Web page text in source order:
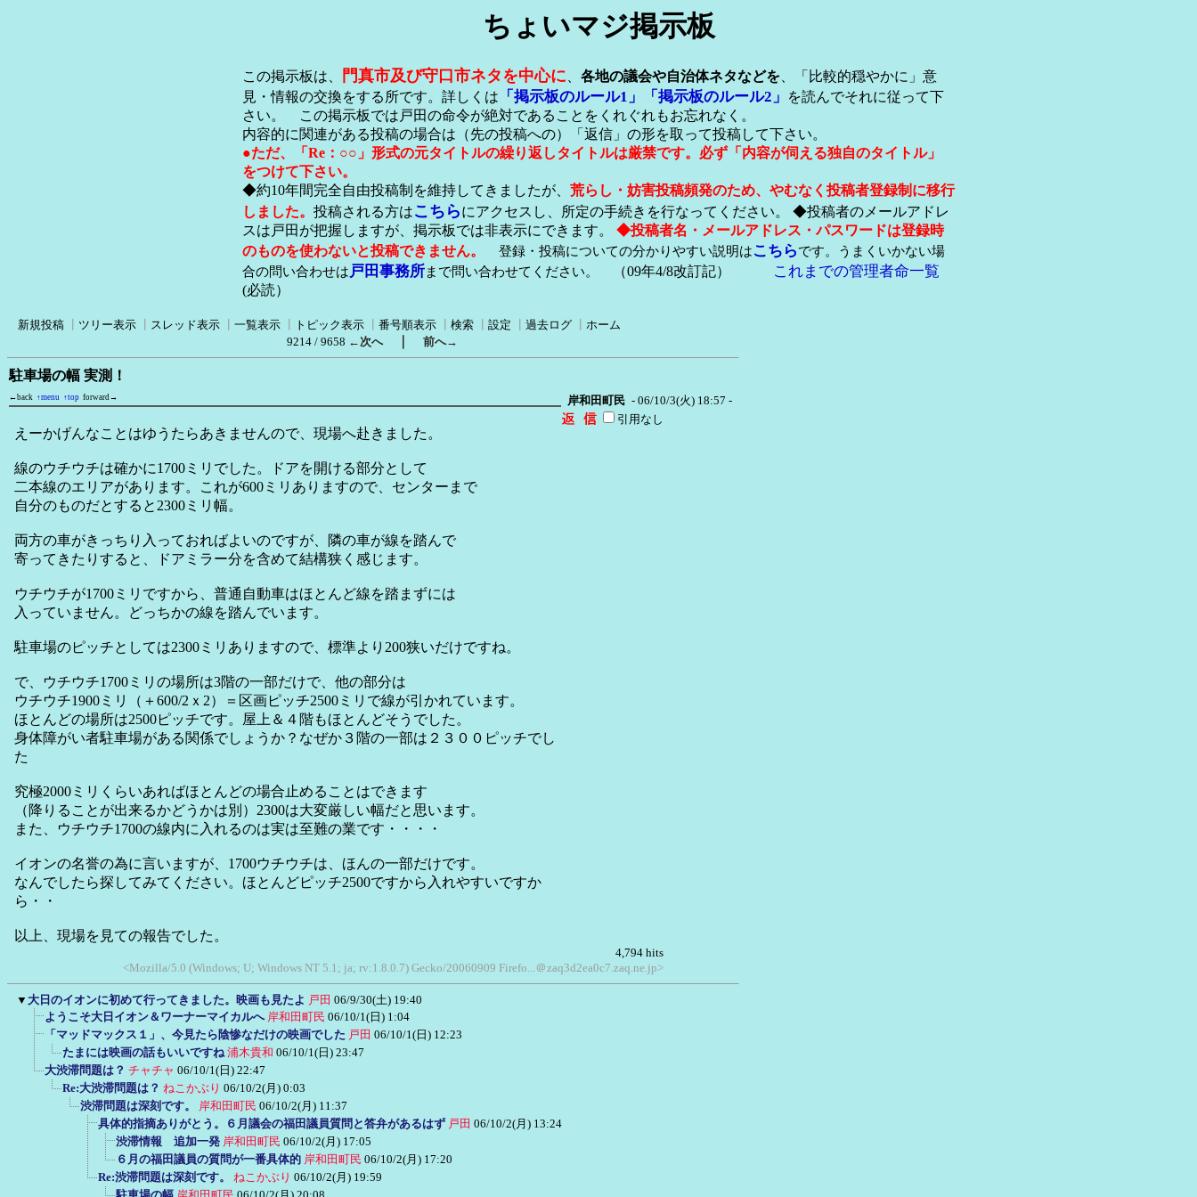
ちょいマジ掲示板
この掲示板は、 門真市及び守口市ネタを中心に、 各地の議会や自治体ネタなどを、「比較的穏やかに」意
見・情報の交換をする所です。詳しくは
「掲示板のルール1」 「掲示板のルール2」
を読んでそれに従って下
さい。 この掲示板では戸田の命令が絶対であることをくれぐれもお忘れなく。
内容的に関連がある投稿の場合は（先の投稿への）「返信」の形を取って投稿して下さい。
●ただ、「Re：○○」形式の元タイトルの繰り返しタイトルは厳禁です。必ず「内容が伺える独自のタイトル」
をつけて下さい。
◆約10年間完全自由投稿制を維持してきましたが、 荒らし・妨害投稿頻発のため、やむなく投稿者登録制に移行
しました。 投稿される方はこちらにアクセスし、所定の手続きを行なってください。 ◆投稿者のメールアドレ
スは戸田が把握しますが、掲示板では非表示にできます。 ◆投稿者名・メールアドレス・パスワードは登録時
のものを使わないと投稿できません。
登録・投稿についての分かりやすい説明はこちらです。うまくいかない場
合の問い合わせは戸田事務所まで問い合わせてください。 （09年4/8改訂記） これまでの管理者命一覧
(必読）
新規投稿 ツリー表示 スレッド表示 一覧表示 トピック表示 番号順表示 検索 設定 過去ログ
ホーム
9214 / 9658 ←次へ｜ 前へ→
駐車場の幅 実測！
←back ↑menu ↑top forward→ 岸和田町民 - 06/10/3(火) 18:57 -
えーかげんなことはゆうたらあきませんので、現場へ赴きました。
線のウチウチは確かに1700ミリでした。ドアを開ける部分として
二本線のエリアがあります。これが600ミリありますので、センターまで
自分のものだとすると2300ミリ幅。
両方の車がきっちり入っておればよいのですが、隣の車が線を踏んで
寄ってきたりすると、ドアミラー分を含めて結構狭く感じます。
ウチウチが1700ミリですから、普通自動車はほとんど線を踏まずには
入っていません。どっちかの線を踏んでいます。
駐車場のピッチとしては2300ミリありますので、標準より200狭いだけですね。
で、ウチウチ1700ミリの場所は3階の一部だけで、他の部分は
ウチウチ1900ミリ（＋600/2ｘ2）＝区画ピッチ2500ミリで線が引かれています。
ほとんどの場所は2500ピッチです。屋上＆４階もほとんどそうでした。
身体障がい者駐車場がある関係でしょうか？なぜか３階の一部は２３００ピッチでし
た
究極2000ミリくらいあればほとんどの場合止めることはできます
（降りることが出来るかどうかは別）2300は大変厳しい幅だと思います。
また、ウチウチ1700の線内に入れるのは実は至難の業です・・・・
イオンの名誉の為に言いますが、1700ウチウチは、ほんの一部だけです。
なんでしたら探してみてください。ほとんどピッチ2500ですから入れやすいですか
ら・・
以上、現場を見ての報告でした。
引用なし
4,794 hits
<Mozilla/5.0 (Windows; U; Windows NT 5.1; ja; rv:1.8.0.7) Gecko/20060909 Firefo...＠zaq3d2ea0c7.zaq.ne.jp>
▼ 大日のイオンに初めて行ってきました。映画も見たよ 戸田 06/9/30(土) 19:40
ようこそ大日イオン＆ワーナーマイカルへ 岸和田町民 06/10/1(日) 1:04
「マッドマックス１」、今見たら陰惨なだけの映画でした 戸田 06/10/1(日) 12:23
たまには映画の話もいいですね 浦木貴和 06/10/1(日) 23:47
大渋滞問題は？ チャチャ 06/10/1(日) 22:47
Re:大渋滞問題は？ ねこかぶり 06/10/2(月) 0:03
渋滞問題は深刻です。
岸和田町民 06/10/2(月) 11:37
具体的指摘ありがとう。６月議会の福田議員質問と答弁があるはず 戸田 06/10/2(月) 13:24
渋滞情報 追加一発 岸和田町民 06/10/2(月) 17:05
６月の福田議員の質問が一番具体的 岸和田町民 06/10/2(月) 17:20
Re:渋滞問題は深刻です。
ねこかぶり 06/10/2(月) 19:59